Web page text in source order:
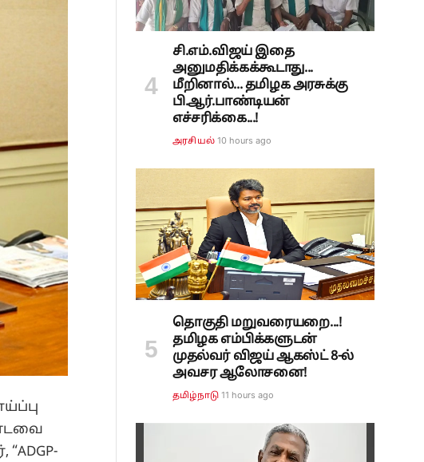
சி.எம்.விஜய் இதை
அனுமதிக்கக்கூடாது...
மீறினால்... தமிழக அரசுக்கு
பி.ஆர்.பாண்டியன்
எச்சரிக்கை...!
அரசியல் 10 hours ago
தொகுதி மறுவரையறை...!
தமிழக எம்பிக்களுடன்
முதல்வர் விஜய் ஆகஸ்ட் 8-ல்
அவசர ஆலோசனை!
தமிழ்நாடு 11 hours ago